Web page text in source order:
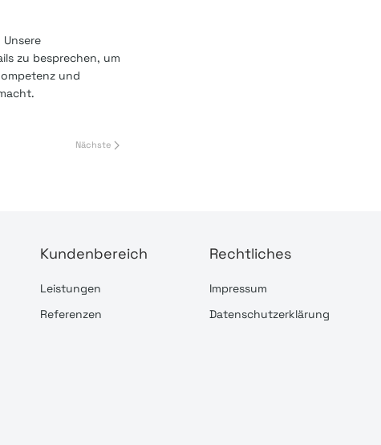
zu besprechen, um
und
Nächste
Kundenbereich
Leistungen
Referenzen
Rechtliches
Impressum
Datenschutzerklärung